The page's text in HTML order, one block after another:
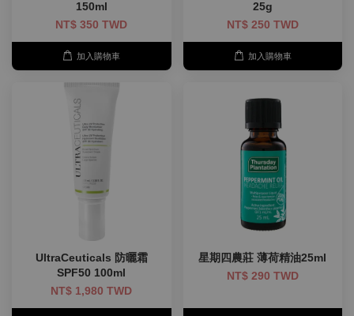
150ml
NT$ 350 TWD
加入購物車
25g
NT$ 250 TWD
加入購物車
UltraCeuticals 防曬霜
SPF50 100ml
NT$ 1,980 TWD
星期四農莊 薄荷精油25ml
NT$ 290 TWD